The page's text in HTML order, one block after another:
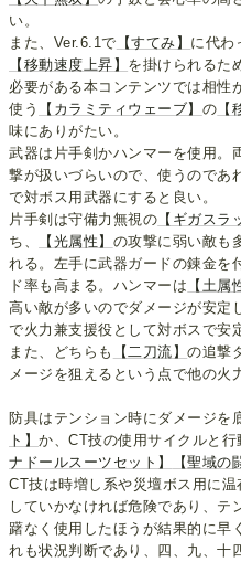
い。
また、Ver.6.1で 【すてみ】 に代わ
【移動速度上昇】 を掛けられるた
必要がある本コンテンツでは相性
使う
【カラミティウェーブ】 の 【
味にありがたい。
武器は片手剣かハンマーを使用。
撃が扱いづらいので、使うのであ
で対ボス用武器にすると良い。
片手剣は守備力無視の 【ギガスラ
ち、
【光属性】 の攻撃に弱い敵も
れる。左手に武器ガードの錬金を
ド率も高まる。ハンマーは 【土属
高い敵が多いのでダメージが安定
で火力兼支援役として対ボスで安
また、どちらも
【二刀流】の追撃
メージを狙えるという点で他の火
防具はテンション時にダメージを
ト】か、CT技の使用サイクルと
ナドールスーツセット】
【聖域の
CT技は時増し系や災壇ボス用に
していかなければ危険であり、テ
躇なく使用したほうが結果的に早
れも状況判断であり、四、九、十